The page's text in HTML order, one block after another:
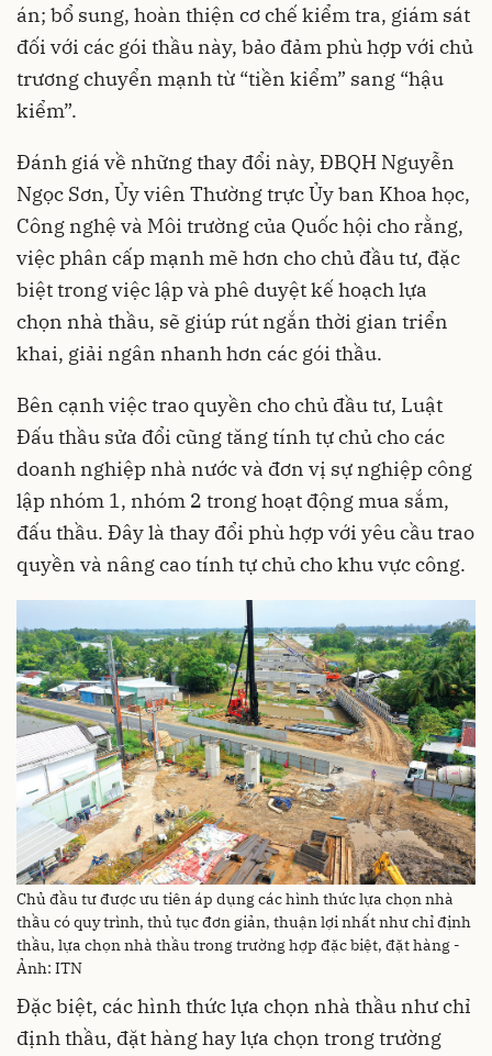
án; bổ sung, hoàn thiện cơ chế kiểm tra, giám sát
đối với các gói thầu này, bảo đảm phù hợp với chủ
trương chuyển mạnh từ “tiền kiểm” sang “hậu
kiểm”.
Đánh giá về những thay đổi này, ĐBQH Nguyễn
Ngọc Sơn, Ủy viên Thường trực Ủy ban Khoa học,
Công nghệ và Môi trường của Quốc hội cho rằng,
việc phân cấp mạnh mẽ hơn cho chủ đầu tư, đặc
biệt trong việc lập và phê duyệt kế hoạch lựa
chọn nhà thầu, sẽ giúp rút ngắn thời gian triển
khai, giải ngân nhanh hơn các gói thầu.
Bên cạnh việc trao quyền cho chủ đầu tư, Luật
Đấu thầu sửa đổi cũng tăng tính tự chủ cho các
doanh nghiệp nhà nước và đơn vị sự nghiệp công
lập nhóm 1, nhóm 2 trong hoạt động mua sắm,
đấu thầu. Đây là thay đổi phù hợp với yêu cầu trao
quyền và nâng cao tính tự chủ cho khu vực công.
Chủ đầu tư được ưu tiên áp dụng các hình thức lựa chọn nhà
thầu có quy trình, thủ tục đơn giản, thuận lợi nhất như chỉ định
thầu, lựa chọn nhà thầu trong trường hợp đặc biệt, đặt hàng -
Ảnh: ITN
Đặc biệt, các hình thức lựa chọn nhà thầu như chỉ
định thầu, đặt hàng hay lựa chọn trong trường